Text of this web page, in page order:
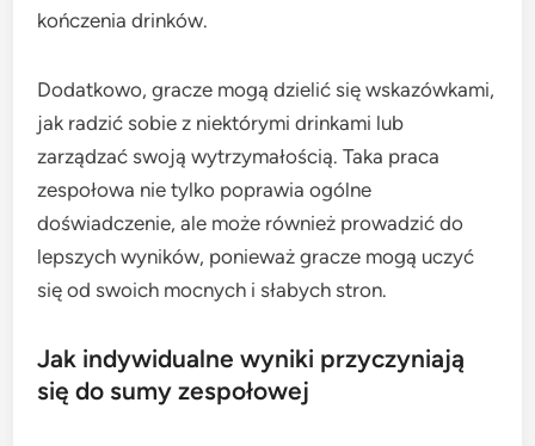
kończenia drinków.
Dodatkowo, gracze mogą dzielić się wskazówkami,
jak radzić sobie z niektórymi drinkami lub
zarządzać swoją wytrzymałością. Taka praca
zespołowa nie tylko poprawia ogólne
doświadczenie, ale może również prowadzić do
lepszych wyników, ponieważ gracze mogą uczyć
się od swoich mocnych i słabych stron.
Jak indywidualne wyniki przyczyniają
się do sumy zespołowej